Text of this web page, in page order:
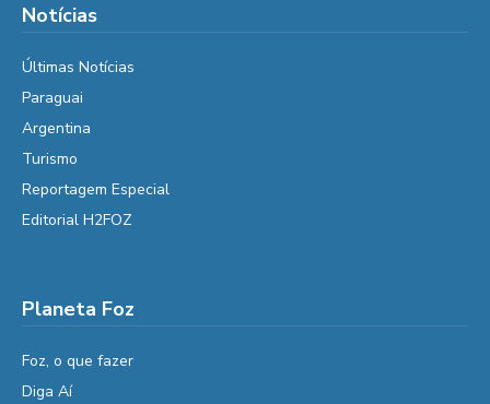
Notícias
Últimas Notícias
Paraguai
Argentina
Turismo
Reportagem Especial
Editorial H2FOZ
Planeta Foz
Foz, o que fazer
Diga Aí